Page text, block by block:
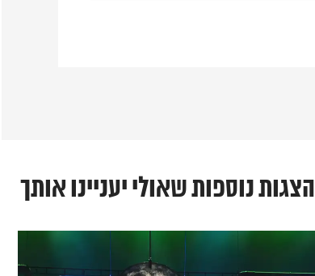
הצגות נוספות שאולי יעניינו אותך